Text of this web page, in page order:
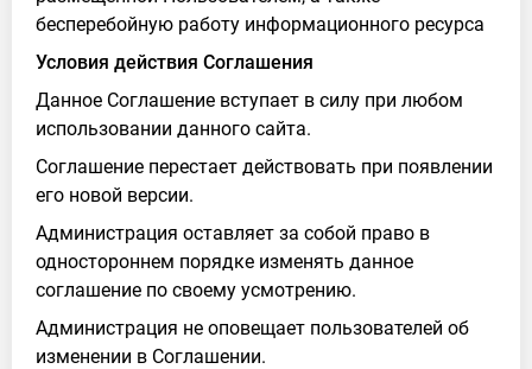
бесперебойную работу информационного ресурса
Условия действия Соглашения
Данное Соглашение вступает в силу при любом
использовании данного сайта.
Соглашение перестает действовать при появлении
его новой версии.
Администрация оставляет за собой право в
одностороннем порядке изменять данное
соглашение по своему усмотрению.
Администрация не оповещает пользователей об
изменении в Соглашении.